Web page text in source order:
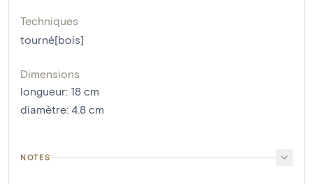
Techniques
tourné[bois]
Dimensions
longueur: 18 cm
diamètre: 4.8 cm
NOTES